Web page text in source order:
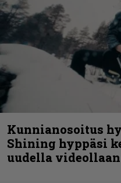
Kunnianosoitus
Shining hyppäsi
uudella videollaan